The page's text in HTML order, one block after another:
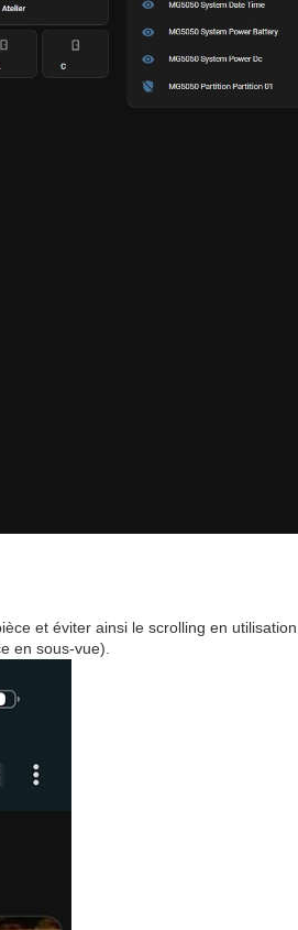
et éviter ainsi le scrolling en
en sous-vue).